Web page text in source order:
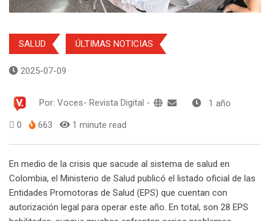
SALUD ÚLTIMAS NOTICIAS
2025-07-09
Por: Voces- Revista Digital - 1 año
0 663 1 minute read
En medio de la crisis que sacude al sistema de salud en
Colombia, el Ministerio de Salud publicó el listado oficial de las
Entidades Promotoras de Salud (EPS) que cuentan con
autorización legal para operar este año. En total, son 28 EPS